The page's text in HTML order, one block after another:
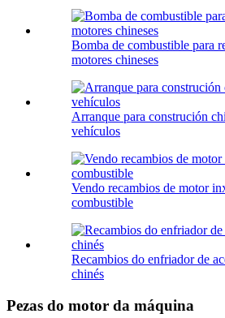
Bomba de combustible para
motores chineses
Arranque para construción
vehículos
Vendo recambios de motor
combustible
Recambios do enfriador de
chinés
Pezas do motor da máquina